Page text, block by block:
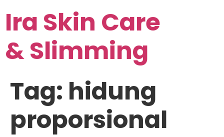
Ira Skin Care
& Slimming
Tag: hidung
proporsional